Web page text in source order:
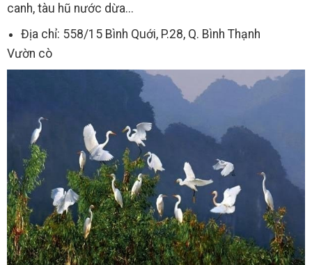
canh, tàu hũ nước dừa...
Địa chỉ: 558/15 Bình Quới, P.28, Q. Bình Thạnh
Vườn cò